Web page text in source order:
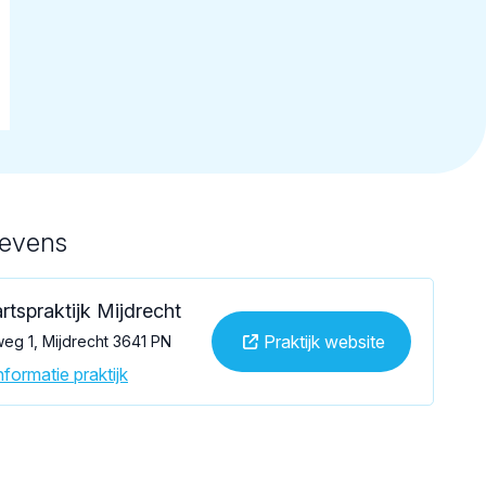
Mijdrecht
1, Mijdrecht 3641 PN
praktijk
Praktijk website